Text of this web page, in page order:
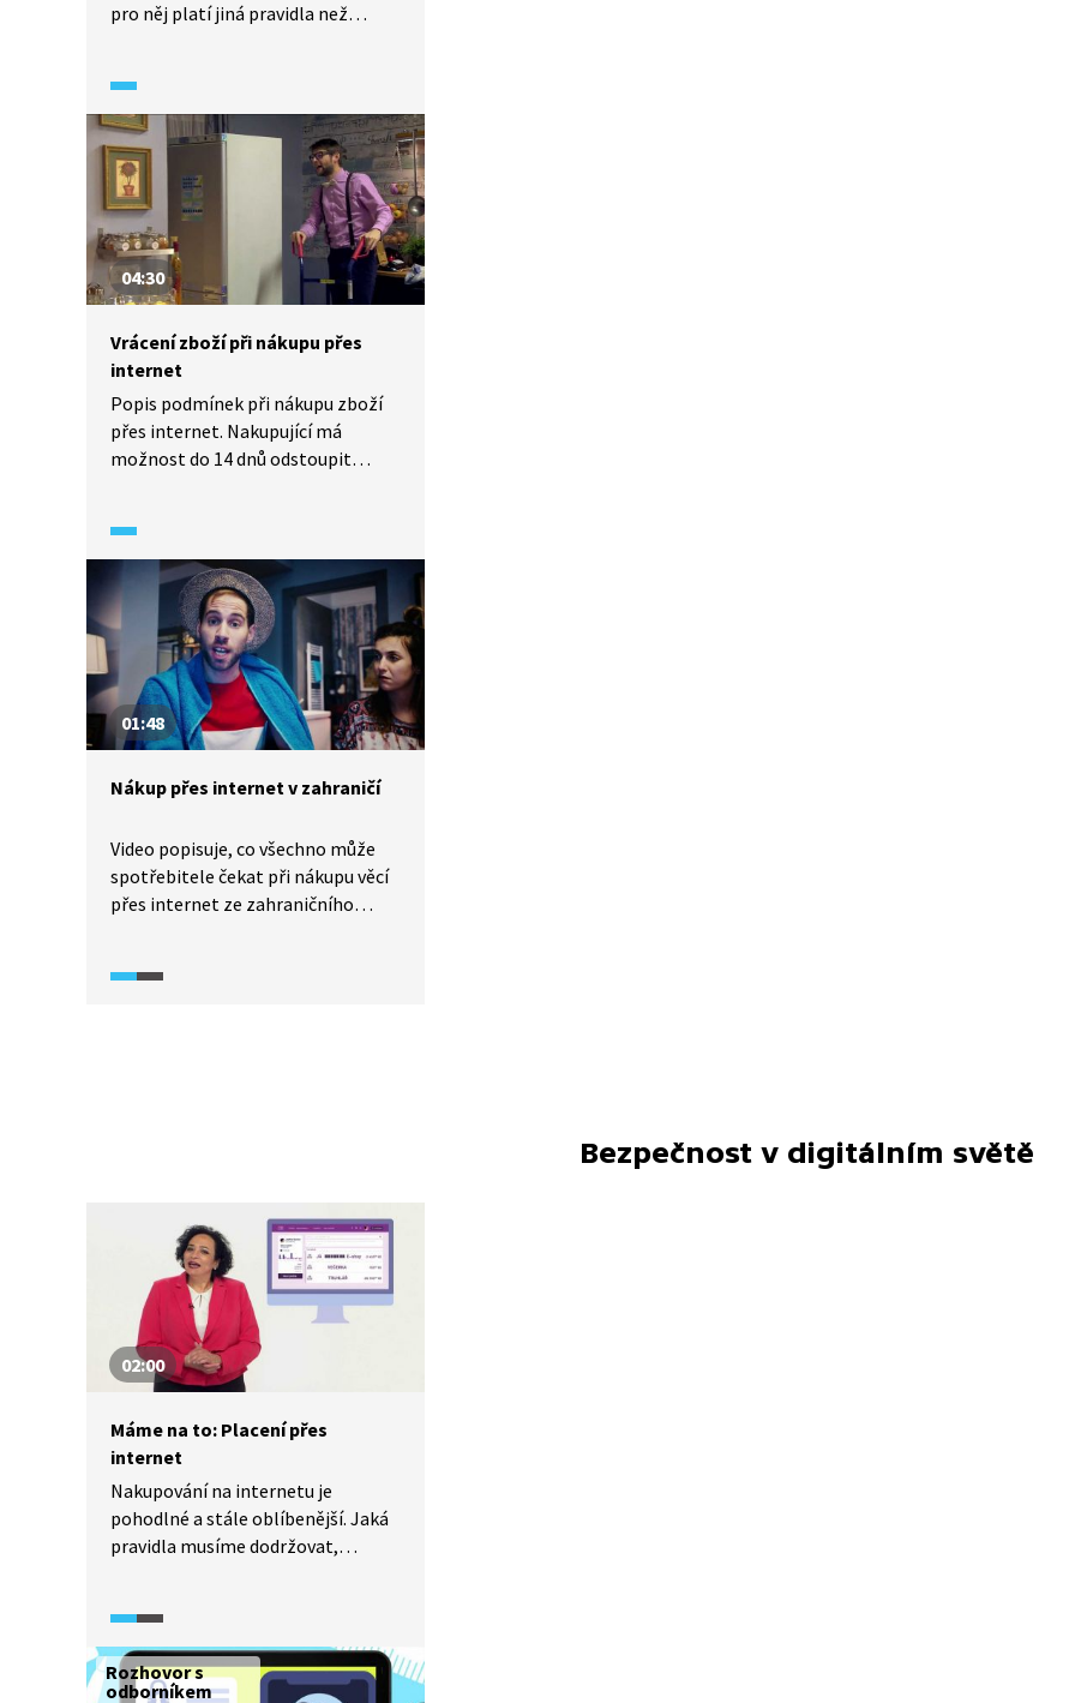
pro něj platí jiná pravidla než
takového nákupu.
04:30
Vrácení zboží při nákupu přes
internet
Popis podmínek při nákupu zboží
přes internet. Nakupující má
možnost do 14 dnů odstoupit
Upozornění na to, že
před samotnou koupí je užitečné si
pročíst portály s hodnocením
a ověřit si obchodní podmínky.
01:48
Nákup přes internet v zahraničí
Video popisuje, co všechno může
spotřebitele čekat při nákupu věcí
přes internet ze zahraničního
Evropské unie a z ostatních částí
Bezpečnost v digitálním světě
02:00
Máme na to: Placení přes
internet
Nakupování na internetu je
pohodlné a stále oblíbenější. Jaká
pravidla musíme dodržovat,
O tom se poučíme v tomto dílu
pořadu Máme na to.
Rozhovor s
odborníkem